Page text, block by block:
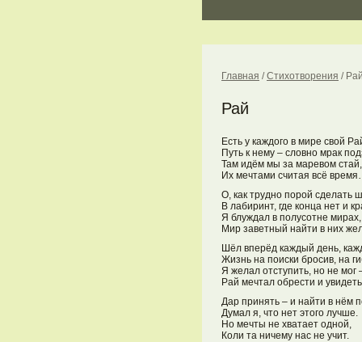
Главная /Стихотворения /
Рай
Есть у каждого в мире свой
Путь к нему – словно мрак
Там идём мы за маревом стай,
Их мечтами считая всё
О, как трудно порой сделать
В лабиринт, где конца нет и
Я блуждал в полусотне мирах,
Мир заветный найти в них
Шёл вперёд каждый день,
Жизнь на поиски бросив, на
Я желал отступить, но не мог
Рай мечтал обрести и
Дар принять – и найти в нём
Думал я, что нет этого лучше.
Но мечты не хватает одной,
Коли та ничему нас не учит.